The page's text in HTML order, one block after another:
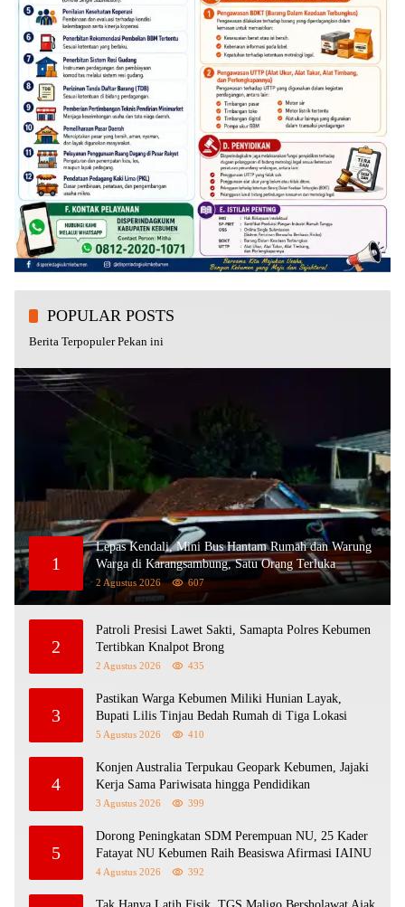
POPULAR POSTS
Berita Terpopuler Pekan ini
1
Lepas Kendali, Mini Bus Hantam Rumah dan Warung
Warga di Karangsambung, Satu Orang Terluka
2 Agustus 2026 607
2
Patroli Presisi Lawet Sakti, Samapta Polres Kebumen
Tertibkan Knalpot Brong
2 Agustus 2026 435
3
Pastikan Warga Kebumen Miliki Hunian Layak,
Bupati Lilis Tinjau Bedah Rumah di Tiga Lokasi
5 Agustus 2026 410
4
Konjen Australia Terpukau Geopark Kebumen, Jajaki
Kerja Sama Pariwisata hingga Pendidikan
3 Agustus 2026 399
5
Dorong Peningkatan SDM Perempuan NU, 25 Kader
Fatayat NU Kebumen Raih Beasiswa Afirmasi IAINU
4 Agustus 2026 392